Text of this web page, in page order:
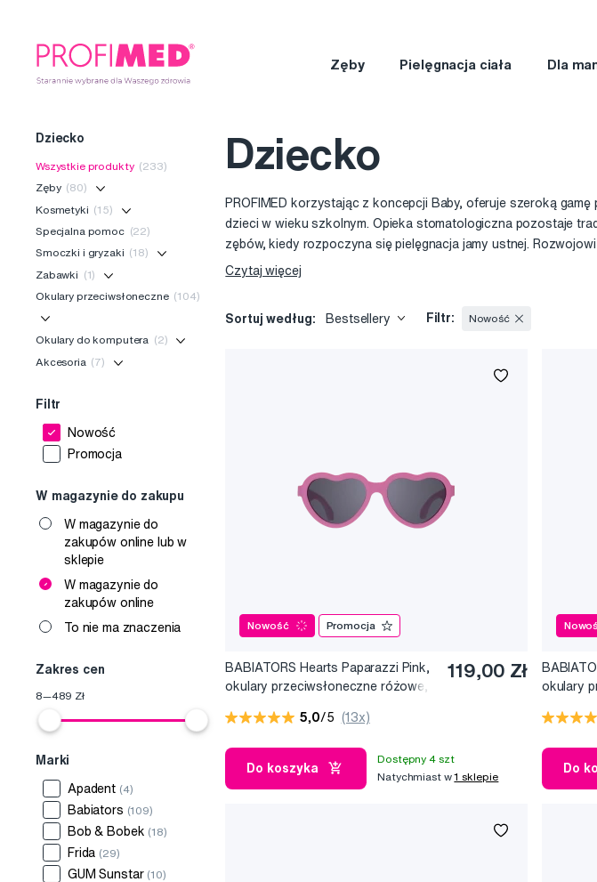
Zęby Pielęgnacja ciała Dla
Dziecko
Wszystkie produkty (233)
Zęby (80)
Kosmetyki (15)
Specjalna pomoc (22)
Smoczki i gryzaki (18)
Zabawki (1)
Okulary przeciwsłoneczne (104)
Okulary do komputera (2)
Akcesoria (7)
Filtr
Nowość
Promocja
W magazynie do zakupu
W magazynie do
zakupów online lub w
sklepie
W magazynie do
zakupów online
To nie ma znaczenia
Zakres cen
8—489 Zł
Marki
Apadent (4)
Babiators (109)
Bob & Bobek (18)
Frida (29)
GUM Sunstar (10)
Dziecko
PROFIMED korzystając z koncepcji Baby, oferuje szeroką
dzieci w wieku szkolnym. Opieka stomatologiczna pozostaje
zębów, kiedy rozpoczyna się pielęgnacja jamy ustnej.
skutecznie usuwają płytkę nazębną, a jednocześnie zabawny
amerykańskim. W ofercie dla dzieci Profimed znajdziesz
Czytaj więcej
Sortuj według: Bestsellery Filtr: Nowość
Nowość Promocja
BABIATORS Hearts Paparazzi Pink,
okulary przeciwsłoneczne różowe,
119,00 Zł
5,0/5 (13x)
Do koszyka
Dostępny 4 szt
Natychmiast w1 sklepie
okulary
Do